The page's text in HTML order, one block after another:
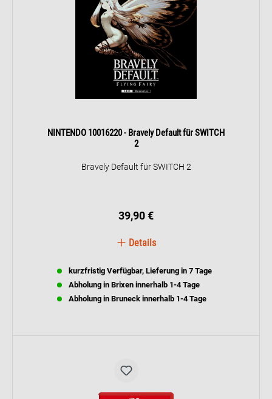
NINTENDO 10016220 - Bravely Default für SWITCH
2
Bravely Default für SWITCH 2
39,90 €
Details
kurzfristig Verfügbar, Lieferung in 7 Tage
Abholung in Brixen innerhalb 1-4 Tage
Abholung in Bruneck innerhalb 1-4 Tage